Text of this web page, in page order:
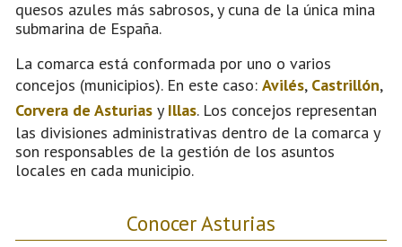
quesos azules más sabrosos, y cuna de la única mina
submarina de España.
La comarca está conformada por uno o varios
concejos (municipios). En este caso: Avilés, Castrillón,
Corvera de Asturias y Illas. Los concejos representan
las divisiones administrativas dentro de la comarca y
son responsables de la gestión de los asuntos
locales en cada municipio.
Conocer Asturias